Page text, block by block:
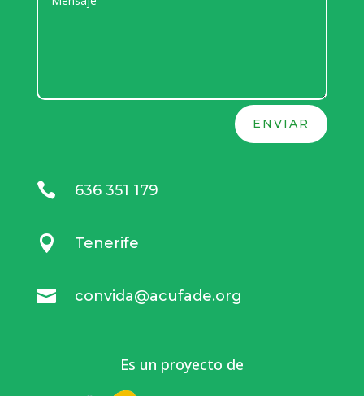
ENVIAR
 636 351 179
 Tenerife
 convida@acufade.org
Es un proyecto de